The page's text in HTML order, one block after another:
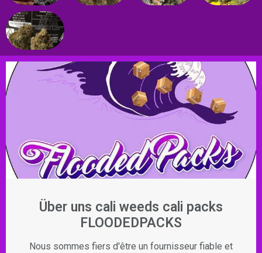
Über uns cali weeds cali packs
FLOODEDPACKS
Nous sommes fiers d'être un fournisseur fiable et